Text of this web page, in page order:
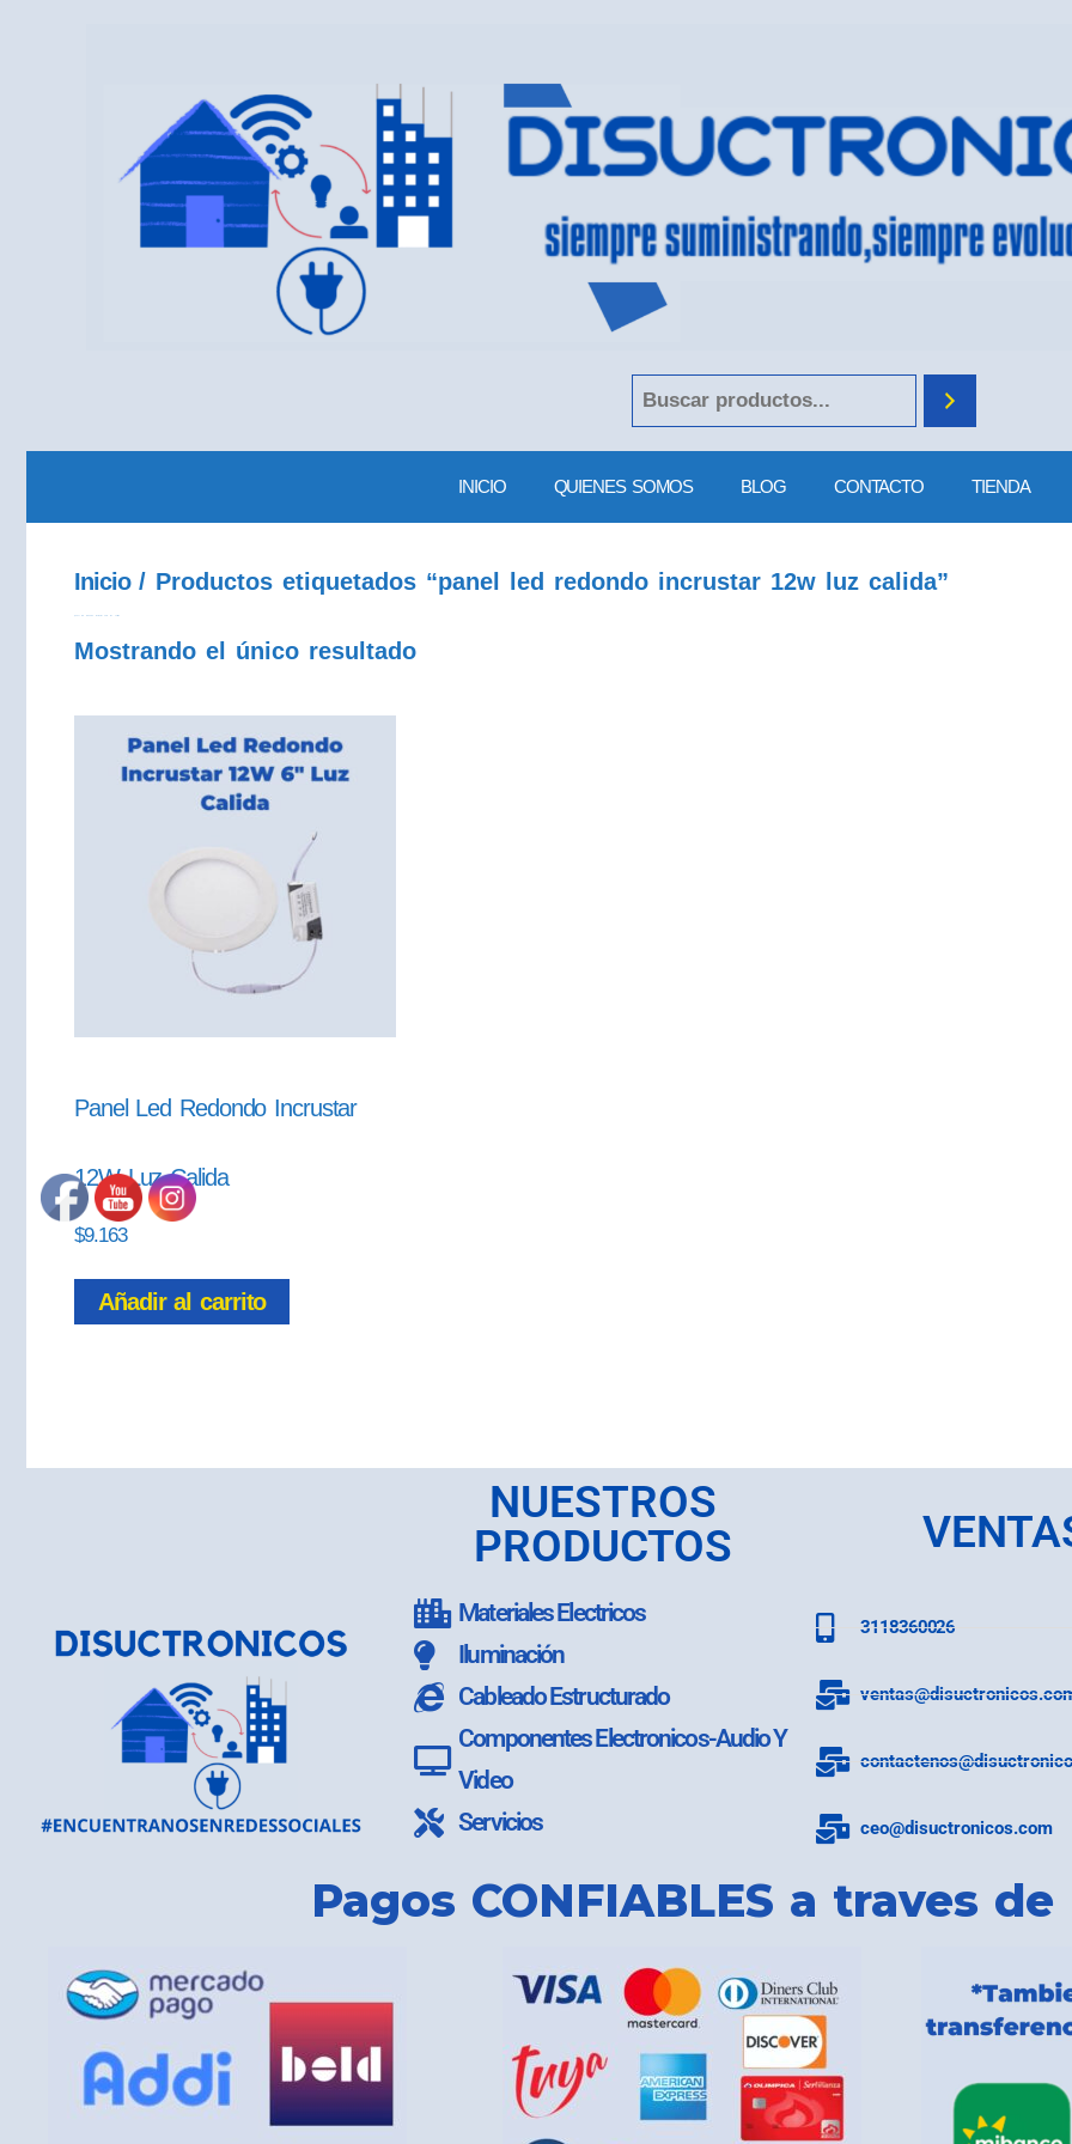
INICIO QUIENES SOMOS BLOG CONTACTO TIENDA
Inicio/ Productos etiquetados “panel led redondo incrustar 12w luz calida”
Mostrando el único resultado
Panel Led Redondo Incrustar
12W Luz Calida
$9.163
Añadir al carrito
NUESTROS
PRODUCTOS
Materiales Electricos
Iluminación
Cableado Estructurado
Componentes Electronicos-Audio Y
Video
Servicios
3118360026
ceo@disuctronicos.com
Pagos CONFIABLES a traves de